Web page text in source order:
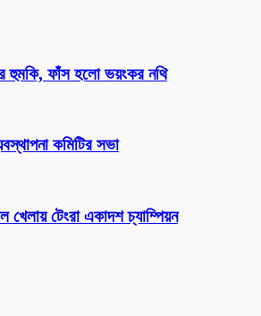
হুমকি, ফাঁস হলো ভয়ংকর নথি
কমিটির সভা
টেংরা একাদশ চ্যাম্পিয়ন